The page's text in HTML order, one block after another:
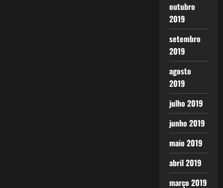
outubro
2019
setembro
2019
agosto
2019
julho 2019
junho 2019
maio 2019
abril 2019
março 2019